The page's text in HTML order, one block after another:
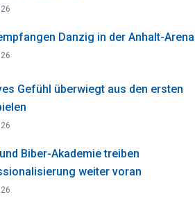
Danzig in der Anhalt-Arena
Gefühl überwiegt aus den ersten
Biber-Akademie treiben
weiter voran